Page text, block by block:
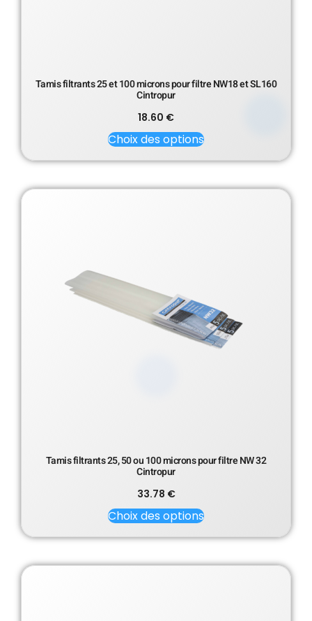
Tamis filtrants 25 et 100 microns pour filtre NW18 et SL160
Cintropur
18.60 €
Choix des options
Tamis filtrants 25, 50 ou 100 microns pour filtre NW 32
Cintropur
33.78 €
Choix des options